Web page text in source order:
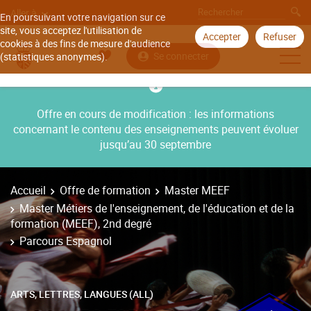
En poursuivant votre navigation sur ce
site, vous acceptez l'utilisation de
cookies à des fins de mesure d'audience
(statistiques anonymes).
Accepter Refuser
Aller à
Se connecter
Offre en cours de modification : les informations
concernant le contenu des enseignements peuvent évoluer
jusqu’au 30 septembre
Accueil Offre de formation
Master MEEF
Master Métiers de l'enseignement, de l'éducation et de la
formation (MEEF), 2nd degré
Parcours Espagnol
ARTS, LETTRES, LANGUES (ALL)